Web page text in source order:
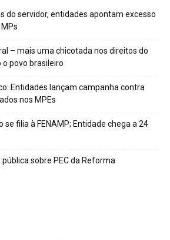
do servidor, entidades apontam excesso
– mais uma chicotada nos direitos do
povo brasileiro
Entidades lançam campanha contra
nos MPEs
se filia à FENAMP; Entidade chega a 24
sobre PEC da Reforma